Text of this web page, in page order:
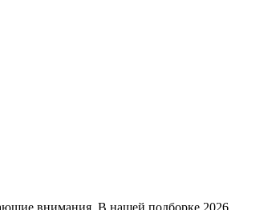
внимания. В нашей подборке 2026